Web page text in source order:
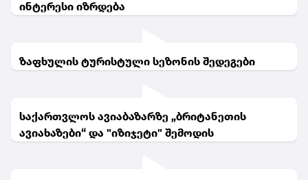
ინტერესი იზრდება
ზაფხულის ტურისტული სეზონის შედეგები
საქართვლოს ავიაბაზარზე „ბრიტანეთის
ავიახაზები“ და "იზიჯეტი" შემოდის